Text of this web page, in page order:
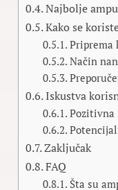
Najbolje
Kako se
Priprema
Način
Iskustva
Pozitivna
Zaključak
FAQ
Šta su